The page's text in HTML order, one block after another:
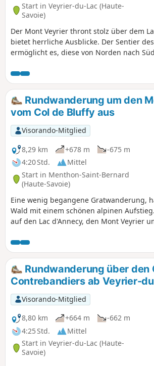
Start in Veyrier-du-Lac (Haute-
Savoie)
Der Mont Veyrier thront stolz über dem
bietet herrliche Ausblicke. Der Sentier
ermöglicht es, diese von Norden nach
durchwandern. Die vorgeschlagene
verkürzt die Distanzen, da sie im Weiler
Zentrum des Westhangs beginnt und
Passagen an den Enden der
Rundwanderung um den
vom Col de Bluffy aus
Visorando-Mitglied
8,29 km
+678 m
-675 m
4:20 Std.
Mittel
Start in Menthon-Saint-Bernard
(Haute-Savoie)
Eine wenig begangene Gratwanderung,
Wald mit einem schönen alpinen
auf den Lac d'Annecy, den Mont Veyrier
du-Lac verbietet motorisierten
Col des Contrebandiers und zum Pré
Rundwanderung über den
Contrebandiers ab Veyrier-
Visorando-Mitglied
8,80 km
+664 m
-662 m
4:25 Std.
Mittel
Start in Veyrier-du-Lac (Haute-
Savoie)